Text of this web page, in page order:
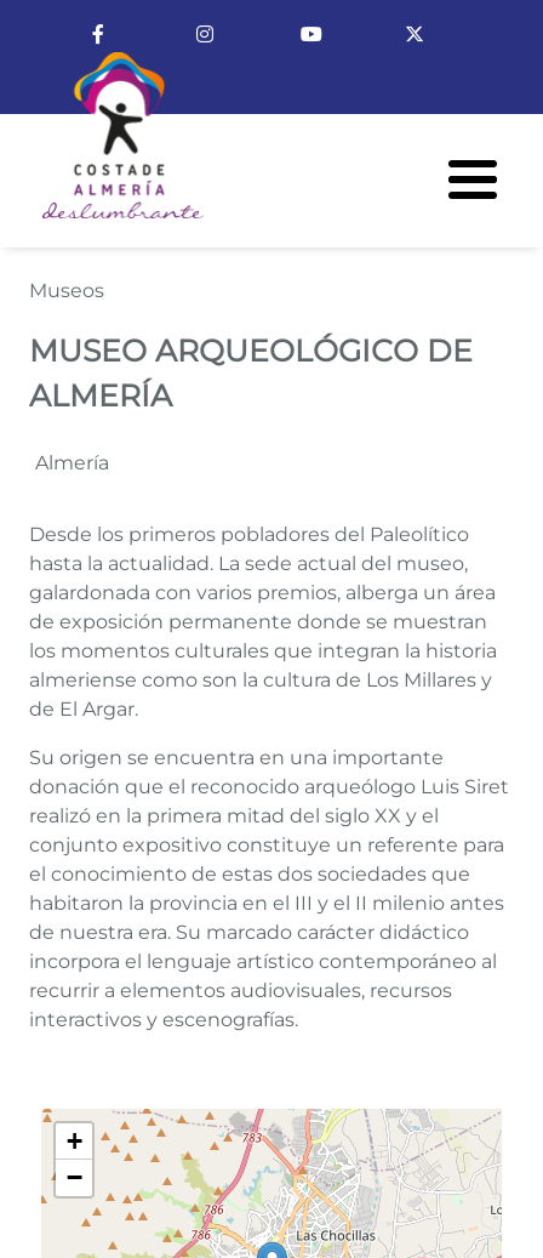
Enlace a FacebookEnlace a InstagramEnlace a Youtube
Museos
MUSEO ARQUEOLÓGICO DE
ALMERÍA
Almería
Desde los primeros pobladores del Paleolítico
hasta la actualidad. La sede actual del museo,
galardonada con varios premios, alberga un área
de exposición permanente donde se muestran
los momentos culturales que integran la historia
almeriense como son la cultura de Los Millares y
de El Argar.
Su origen se encuentra en una importante
donación que el reconocido arqueólogo Luis Siret
realizó en la primera mitad del siglo XX y el
conjunto expositivo constituye un referente para
el conocimiento de estas dos sociedades que
habitaron la provincia en el III y el II milenio antes
de nuestra era. Su marcado carácter didáctico
incorpora el lenguaje artístico contemporáneo al
recurrir a elementos audiovisuales, recursos
interactivos y escenografías.
+
−